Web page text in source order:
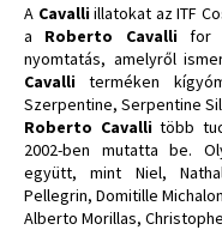
A Cavalliillatokat az ITF
a Roberto Cavallifor
nyomtatás, amelyről
Cavalliterméken
Szerpentine, Serpentine
Roberto Cavallitöbb
2002-ben mutatta be.
együtt, mint Niel,
Pellegrin, Domitille
Alberto Morillas,